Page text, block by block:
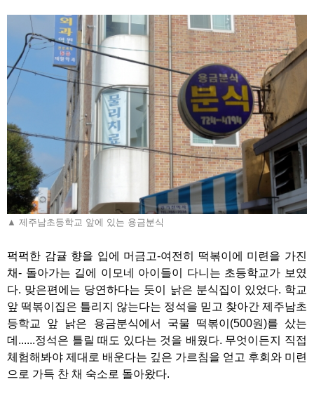
▲ 제주남초등학교 앞에 있는 용금분식
퍽퍽한 감귤 향을 입에 머금고-여전히 떡볶이에 미련을 가진
채- 돌아가는 길에 이모네 아이들이 다니는 초등학교가 보였
다. 맞은편에는 당연하다는 듯이 낡은 분식집이 있었다. 학교
앞 떡볶이집은 틀리지 않는다는 정석을 믿고 찾아간 제주남초
등학교 앞 낡은 용금분식에서 국물 떡볶이(500원)를 샀는
데......정석은 틀릴 때도 있다는 것을 배웠다. 무엇이든지 직접
체험해봐야 제대로 배운다는 깊은 가르침을 얻고 후회와 미련
으로 가득 찬 채 숙소로 돌아왔다.